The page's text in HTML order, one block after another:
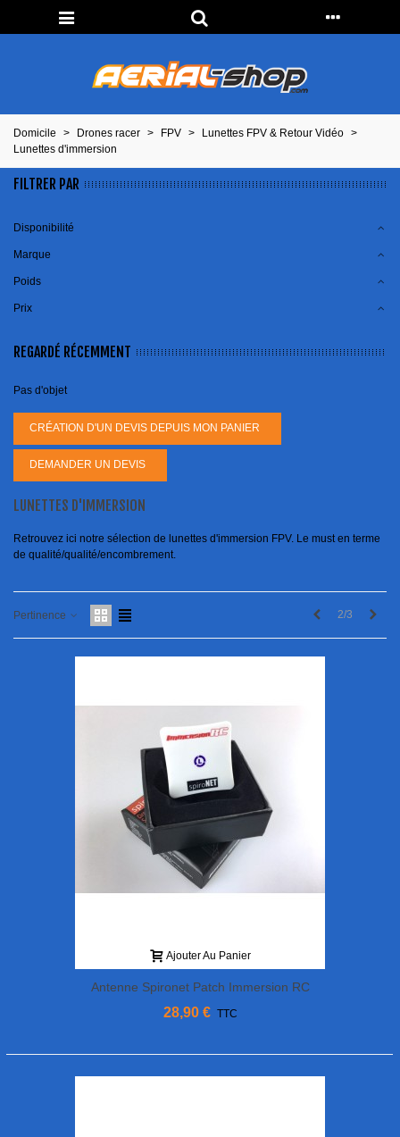
Domicile > Drones racer > FPV > Lunettes FPV & Retour Vidéo >
Lunettes d'immersion
FILTRER PAR
Disponibilité
Marque
Poids
Prix
REGARDÉ RÉCEMMENT
Pas d'objet
CRÉATION D'UN DEVIS DEPUIS MON PANIER
DEMANDER UN DEVIS
LUNETTES D'IMMERSION
Retrouvez ici notre sélection de lunettes d'immersion FPV. Le must en terme
de qualité/qualité/encombrement.
Pertinence Previous
2/3
Ajouter Au Panier
Antenne Spironet Patch Immersion RC
28,90 € TTC